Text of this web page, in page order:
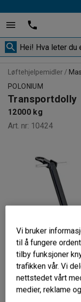
Løftehjelpemidler
POLONIUM
Transportdolly
12000 kg
Art. nr: 10424
Vi bruker
til å fungere
tilby funksjoner
trafikken vår. Vi
nettstedet vårt
medier, reklame